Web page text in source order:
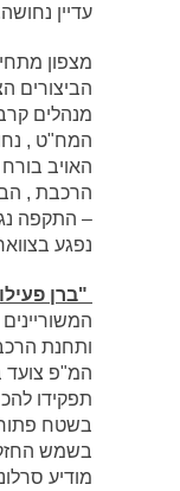
עדיין
מצפון
הביצורים
מנהלים
המח"ט ,
האויב
הרכבת ,
– התקפה
נפגע
"ברן
ותחנת
המ"פ צועד
תפקידו
בשטח פתוח
בשמש
מודיע